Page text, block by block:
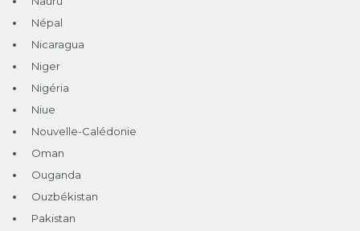
Népal
Nicaragua
Niger
Nigéria
Niue
Nouvelle-Calédonie
Oman
Ouganda
Ouzbékistan
Pakistan